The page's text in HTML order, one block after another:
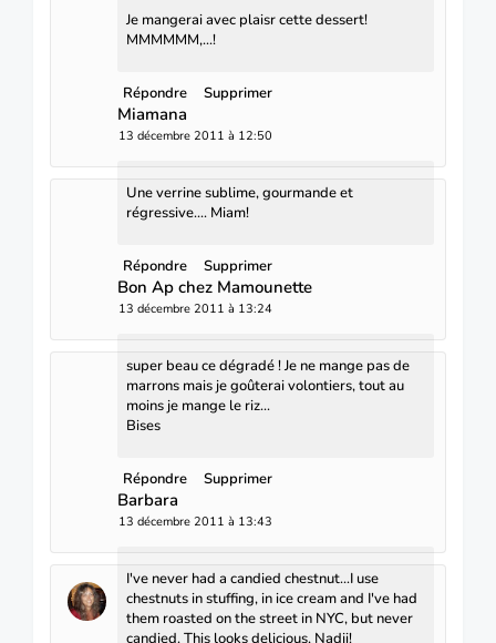
Je mangerai avec plaisr cette dessert!
MMMMMM,...!
Répondre Supprimer
Miamana
13 décembre 2011 à 12:50
Une verrine sublime, gourmande et
régressive.... Miam!
Répondre Supprimer
Bon Ap chez Mamounette
13 décembre 2011 à 13:24
super beau ce dégradé ! Je ne mange pas de
marrons mais je goûterai volontiers, tout au
moins je mange le riz...
Bises
Répondre Supprimer
Barbara
13 décembre 2011 à 13:43
I've never had a candied chestnut...I use
chestnuts in stuffing, in ice cream and I've had
them roasted on the street in NYC, but never